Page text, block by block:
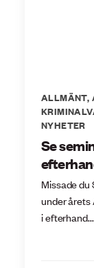
ALLMÄNT,
NYHETER
Se
Missade du
under årets
i